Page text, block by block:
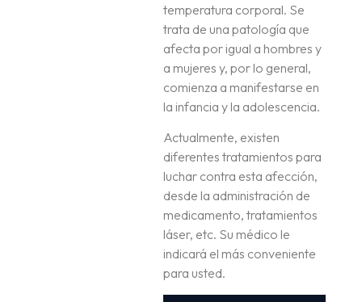
temperatura corporal. Se
trata de una patología que
afecta por igual a hombres y
a mujeres y, por lo general,
comienza a manifestarse en
la infancia y la adolescencia.
Actualmente, existen
diferentes tratamientos para
luchar contra esta afección,
desde la administración de
medicamento, tratamientos
láser, etc. Su médico le
indicará el más conveniente
para usted.